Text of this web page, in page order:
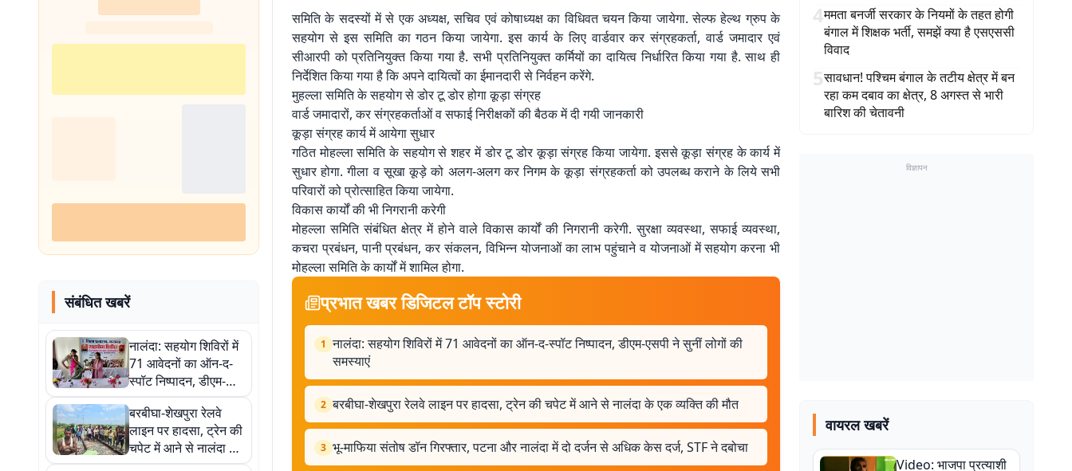
संबंधित खबरें
नालंदा: सहयोग शिविरों में
71 आवेदनों का ऑन-द-
स्पॉट निष्पादन, डीएम-
एसपी ने सुनीं लोगों की
समस्याएं
बरबीघा-शेखपुरा रेलवे
लाइन पर हादसा, ट्रेन की
चपेट में आने से नालंदा के
एक व्यक्ति की मौत
समिति के सदस्यों में से एक अध्यक्ष, सचिव एवं कोषाध्यक्ष का विधिवत चयन किया जायेगा. सेल्फ हेल्थ ग्रुप के
सहयोग से इस समिति का गठन किया जायेगा. इस कार्य के लिए वार्डवार कर संग्रहकर्ता, वार्ड जमादार एवं
सीआरपी को प्रतिनियुक्त किया गया है. सभी प्रतिनियुक्त कर्मियों का दायित्व निर्धारित किया गया है. साथ ही
निर्देशित किया गया है कि अपने दायित्वों का ईमानदारी से निर्वहन करेंगे.
मुहल्ला समिति के सहयोग से डोर टू डोर होगा कूड़ा संग्रह
वार्ड जमादारों, कर संग्रहकर्ताओं व सफाई निरीक्षकों की बैठक में दी गयी जानकारी
कूड़ा संग्रह कार्य में आयेगा सुधार
गठित मोहल्ला समिति के सहयोग से शहर में डोर टू डोर कूड़ा संग्रह किया जायेगा. इससे कूड़ा संग्रह के कार्य में
सुधार होगा. गीला व सूखा कूड़े को अलग-अलग कर निगम के कूड़ा संग्रहकर्ता को उपलब्ध कराने के लिये सभी
परिवारों को प्रोत्साहित किया जायेगा.
विकास कार्यों की भी निगरानी करेगी
मोहल्ला समिति संबंधित क्षेत्र में होने वाले विकास कार्यों की निगरानी करेगी. सुरक्षा व्यवस्था, सफाई व्यवस्था,
कचरा प्रबंधन, पानी प्रबंधन, कर संकलन, विभिन्न योजनाओं का लाभ पहुंचाने व योजनाओं में सहयोग करना भी
मोहल्ला समिति के कार्यों में शामिल होगा.
प्रभात खबर डिजिटल टॉप स्टोरी
1 नालंदा: सहयोग शिविरों में 71 आवेदनों का ऑन-द-स्पॉट निष्पादन, डीएम-एसपी ने सुनीं लोगों की
समस्याएं
2 बरबीघा-शेखपुरा रेलवे लाइन पर हादसा, ट्रेन की चपेट में आने से नालंदा के एक व्यक्ति की मौत
3 भू-माफिया संतोष डॉन गिरफ्तार, पटना और नालंदा में दो दर्जन से अधिक केस दर्ज, STF ने दबोचा
4ममता बनर्जी सरकार के नियमों के तहत होगी
बंगाल में शिक्षक भर्ती, समझें क्या है एसएससी
विवाद
5सावधान! पश्चिम बंगाल के तटीय क्षेत्र में बन
रहा कम दबाव का क्षेत्र, 8 अगस्त से भारी
बारिश की चेतावनी
विज्ञापन
वायरल खबरें
Video: भाजपा प्रत्याशी